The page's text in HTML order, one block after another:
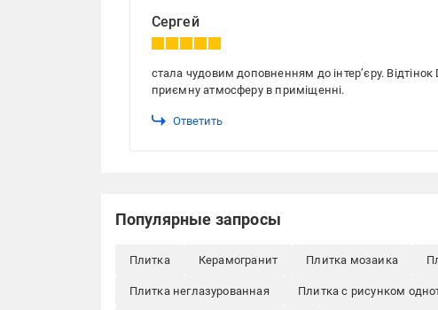
Сергей
стала чудовим доповненням до інтер’єру.
приємну атмосферу в приміщенні.
Ответить
Популярные запросы
Плитка Керамогранит Плитка мозаика
Плитка неглазурованная Плитка с рисунком